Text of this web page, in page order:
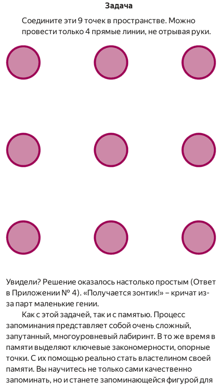
Задача
Соедините эти 9 точек в пространстве. Можно
провести только 4 прямые линии, не отрывая руки.
Увидели? Решение оказалось настолько простым (Ответ
в Приложении № 4). «Получается зонтик!» – кричат из-
за парт маленькие гении.
Как с этой задачей, так и с памятью. Процесс
запоминания представляет собой очень сложный,
запутанный, многоуровневый лабиринт. В то же время в
памяти выделяют ключевые закономерности, опорные
точки. С их помощью реально стать властелином своей
памяти. Вы научитесь не только сами качественно
запоминать, но и станете запоминающейся фигурой для